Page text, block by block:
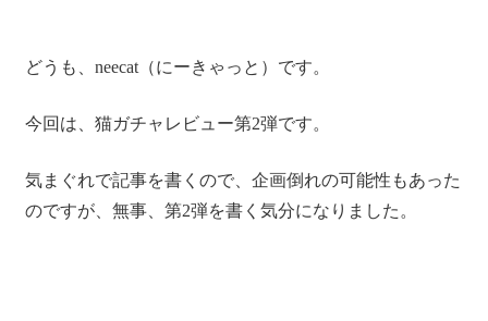
どうも、neecat（にーきゃっと）です。
今回は、猫ガチャレビュー第2弾です。
気まぐれで記事を書くので、企画倒れの可能性もあった
のですが、無事、第2弾を書く気分になりました。